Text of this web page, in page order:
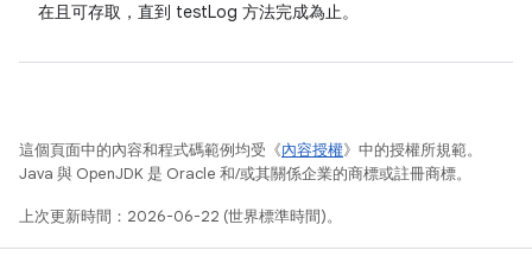
在且可存取，直到 testLog 方法完成為止。
這個頁面中的內容和程式碼範例均受《內容授權》中的授權所規範。
Java 與 OpenJDK 是 Oracle 和/或其關係企業的商標或註冊商標。
上次更新時間：2026-06-22 (世界標準時間)。